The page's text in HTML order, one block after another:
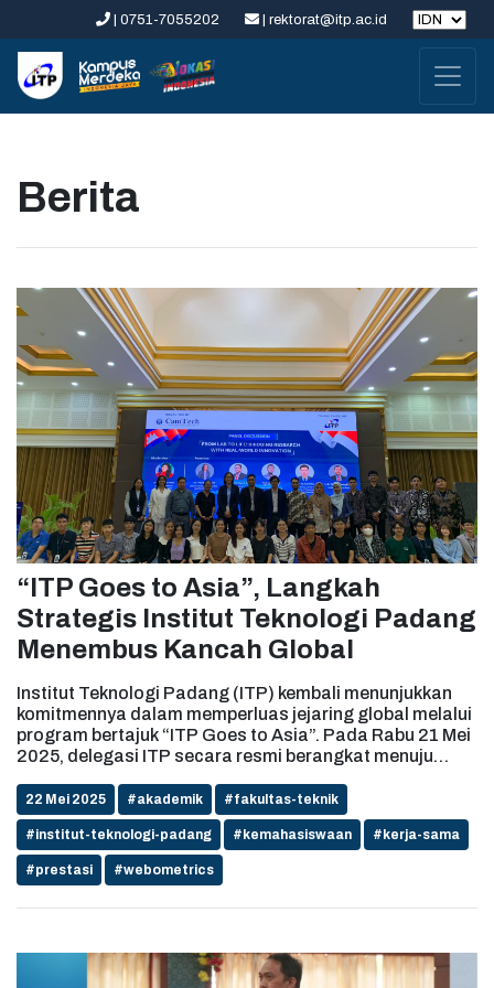
| 0751-7055202 | rektorat@itp.ac.id
Berita
“ITP Goes to Asia”, Langkah
Strategis Institut Teknologi Padang
Menembus Kancah Global
Institut Teknologi Padang (ITP) kembali menunjukkan
komitmennya dalam memperluas jejaring global melalui
program bertajuk “ITP Goes to Asia”. Pada Rabu 21 Mei
2025, delegasi ITP secara resmi berangkat menuju
internasional yang difokuskan pada kolaborasi
akademik dan pertukaran ilmu pengetahuan di
Cambodia University of Technology and Science,
Kamboja. Tim delegasi dilepas langsung oleh Rektor
ITP, Prof. Dr. Ade Indra, S.T., M.T., IPM, didampingi oleh
menjadi jembatan strategis untuk menjalin kerja sama
22 Mei 2025 #akademik #fakultas-teknik
#institut-teknologi-padang #kemahasiswaan #kerja-sama
#prestasi #webometrics